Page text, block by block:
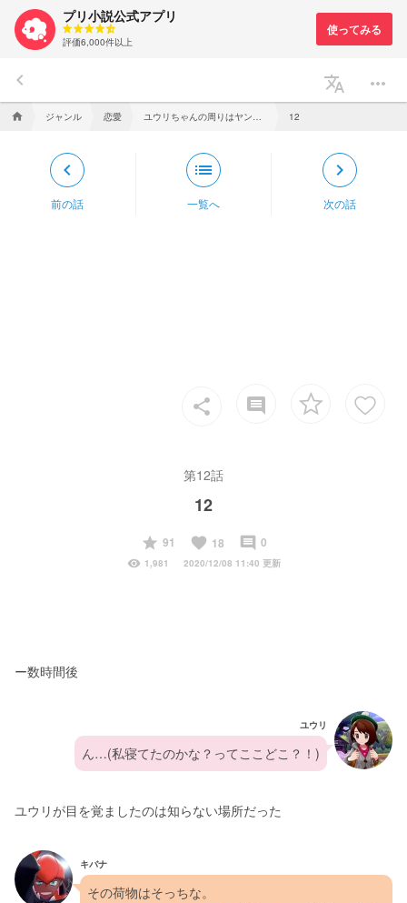
プリ小説公式アプリ
評価6,000件以上
keyboard_arrow_left translate more_horiz
home ジャンル 恋愛 12
keyboard_arrow_left
前の話
list
一覧へ
keyboard_arrow_right
次の話
share insert_comment
第12話
12
start
91 favorite 18 insert_comment 0
visibility 1,981 2020/12/08 11:40 更新
ー数時間後
ユウリ
ん…(私寝てたのかな？ってここどこ？！)
ユウリが目を覚ましたのは知らない場所だった
キバナ
その荷物はそっちな。